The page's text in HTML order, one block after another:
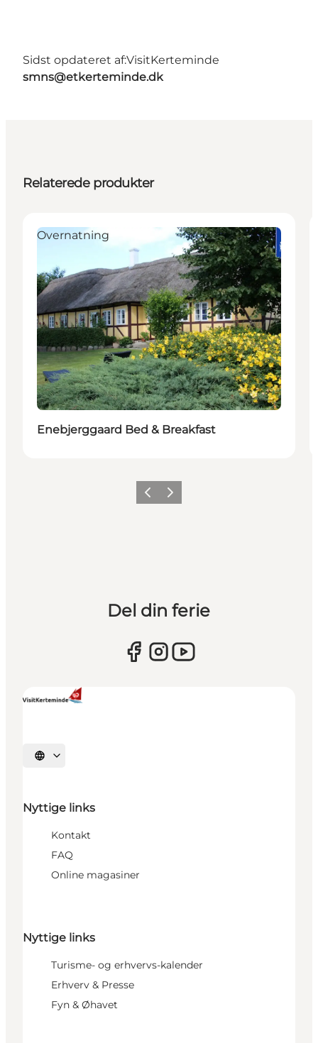
Sidst opdateret af:VisitKerteminde
smns@etkerteminde.dk
Relaterede produkter
Overnatning
Enebjerggaard Bed & Breakfast
ForrigeNæste
Del din ferie
Vælg sprog
Nyttige links
Kontakt
FAQ
Online magasiner
Nyttige links
Turisme- og erhvervs-kalender
Erhverv & Presse
Fyn & Øhavet